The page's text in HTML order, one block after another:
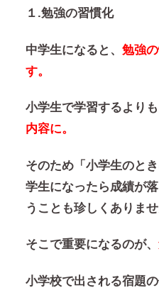
１.勉強の習慣化
中学生になると、 勉強
す。
小学生で学習するよりも
内容に。
そのため「小学生のと
学生になったら成績が
うことも珍しくありませ
そこで重要になるのが、
小学校で出される宿題